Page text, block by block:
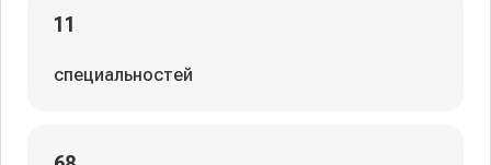
11
специальностей